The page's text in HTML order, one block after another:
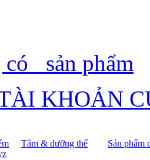
có
sản phẩm
KHOẢN
Tắm & dưỡng thể
Sản phẩm
z